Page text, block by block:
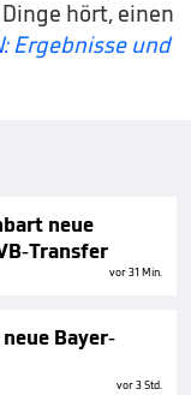
hört, einen
Ergebnisse und
neue
Transfer
vor 31 Min.
Bayer-
vor 3 Std.